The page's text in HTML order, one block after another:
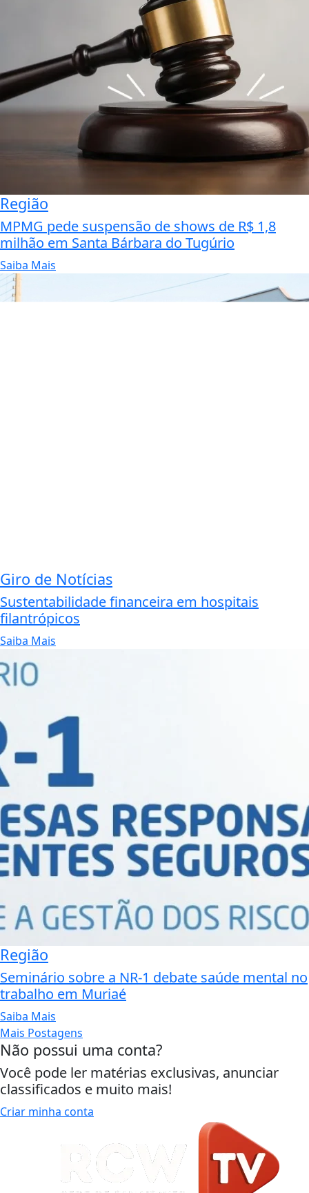
Região
MPMG pede suspensão de shows de R$ 1,8
milhão em Santa Bárbara do Tugúrio
Saiba Mais
Giro de Notícias
Sustentabilidade financeira em hospitais
filantrópicos
Saiba Mais
Região
Seminário sobre a NR-1 debate saúde mental no
trabalho em Muriaé
Saiba Mais
Mais Postagens
Não possui uma conta?
Você pode ler matérias exclusivas, anunciar
classificados e muito mais!
Criar minha conta